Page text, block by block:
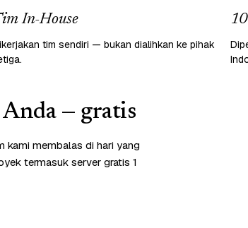
In-House
tim sendiri — bukan dialihkan ke pihak
— gratis
kami membalas di hari yang
termasuk server gratis 1